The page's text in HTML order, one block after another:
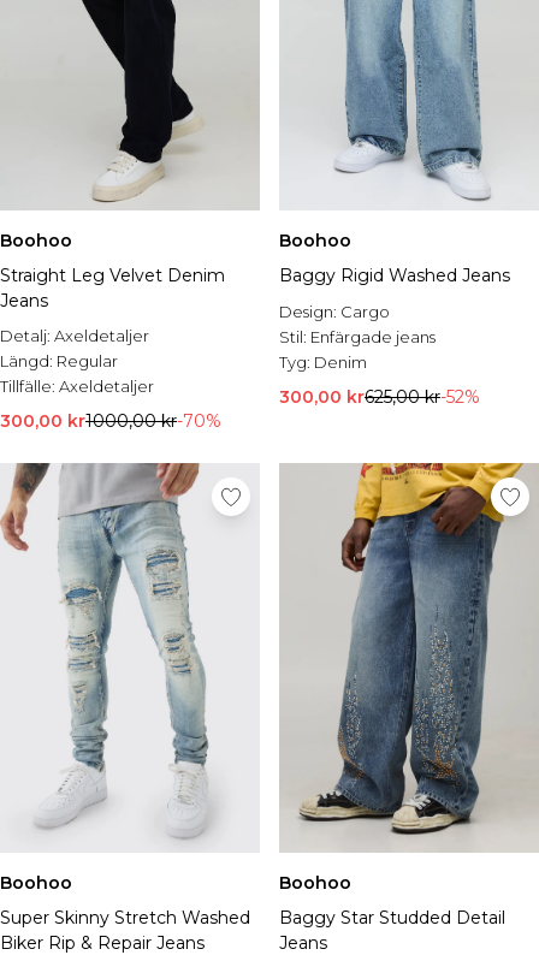
Boohoo
Straight Leg Velvet Denim
Jeans
Detalj: Axeldetaljer
Längd: Regular
Tillfälle: Axeldetaljer
300,00 kr1000,00 kr-70%
Boohoo
Baggy Rigid Washed Jeans
Design: Cargo
Stil: Enfärgade jeans
Tyg: Denim
300,00 kr625,00 kr-52%
Boohoo
Super Skinny Stretch Washed
Biker Rip & Repair Jeans
Boohoo
Baggy Star Studded Detail
Jeans